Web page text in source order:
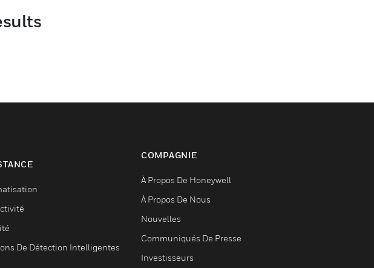
De Détection Intelligentes
COMPAGNIE
À Propos De Honeywell
À Propos De Nous
Nouvelles
Communiqués De Presse
Investisseurs